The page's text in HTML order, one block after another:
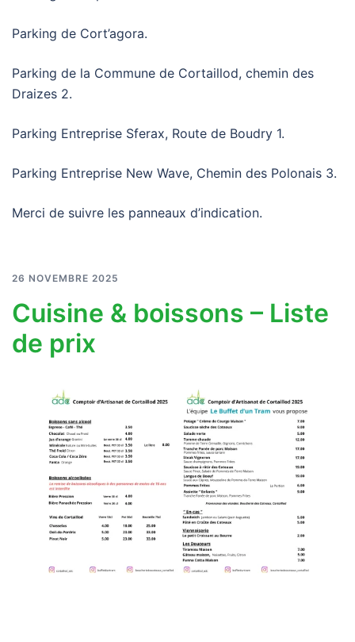
Parking de Cort’agora.
Parking de la Commune de Cortaillod, chemin des
Draizes 2.
Parking Entreprise Sferax, Route de Boudry 1.
Parking Entreprise New Wave, Chemin des Polonais 3.
Merci de suivre les panneaux d’indication.
26 NOVEMBRE 2025
Cuisine & boissons – Liste
de prix